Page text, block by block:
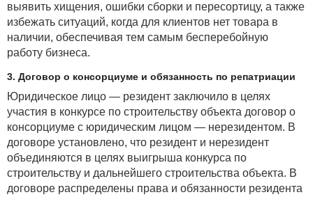
выявить хищения, ошибки сборки и пересортицу, а также
избежать ситуаций, когда для клиентов нет товара в
наличии, обеспечивая тем самым бесперебойную
работу бизнеса.
3. Договор о консорциуме и обязанность по репатриации
Юридическое лицо — резидент заключило в целях
участия в конкурсе по строительству объекта договор о
консорциуме с юридическим лицом — нерезидентом. В
договоре установлено, что резидент и нерезидент
объединяются в целях выигрыша конкурса по
строительству и дальнейшего строительства объекта. В
договоре распределены права и обязанности резидента